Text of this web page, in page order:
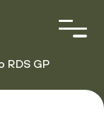
RDS GP